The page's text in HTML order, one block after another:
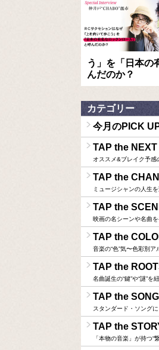
う」を「日本の
んだのか？
カテゴリー
今月のPICK
TAP the NEXT
オススメ&ブレイク予
TAP the
ミュージシャンの人生
TAP the
映画の名シーンや名曲
TAP the
音楽の“色”気〜色彩別ア
TAP the
名曲誕生の“鍵”や“謎”を
TAP the SONG
スタンダード・ソング
TAP the
「本物の音楽」が持つ“